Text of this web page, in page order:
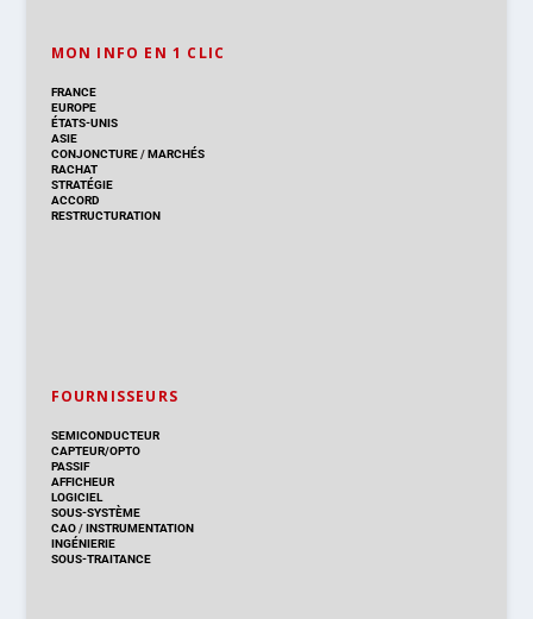
MON INFO EN 1 CLIC
FRANCE
EUROPE
ÉTATS-UNIS
ASIE
CONJONCTURE/MARCHÉS
RACHAT
STRATÉGIE
ACCORD
RESTRUCTURATION
FOURNISSEURS
SEMICONDUCTEUR
CAPTEUR/OPTO
PASSIF
AFFICHEUR
LOGICIEL
SOUS-SYSTÈME
CAO/INSTRUMENTATION
INGÉNIERIE
SOUS-TRAITANCE